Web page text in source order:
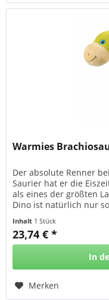
Warmies
Der absolute Renner
Saurier hat er die
als eines der größten
Dino ist natürlich nur
Inhalt 1 Stück
23,74 € *
In
Merken